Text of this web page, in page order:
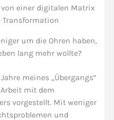
um die Ohren haben,
lang mehr wollte?
meines „Übergangs“
mit dem
vorgestellt. Mit weniger
und